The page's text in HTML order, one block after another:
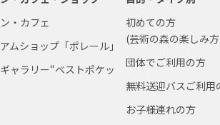
・カフェ
ムショップ「ポレール」
ャラリー“ベストポケッ
初めての方
(芸術の森の楽しみ
団体でご利用の方
無料送迎バスご利用
お子様連れの方